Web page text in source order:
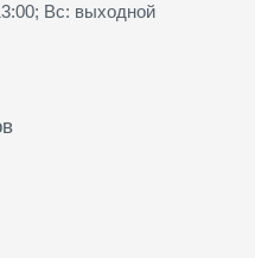
Вс: выходной